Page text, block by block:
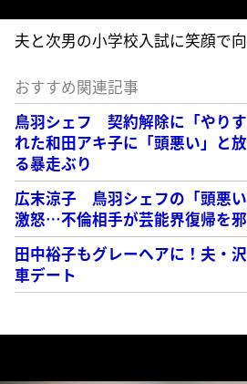
夫と次男の小学校入試に笑顔で
おすすめ関連記事
鳥羽シェフ 契約解除に「やりす
れた和田アキ子に「頭悪い」と
る暴走ぶり
広末涼子 鳥羽シェフの「頭悪
激怒…不倫相手が芸能界復帰を
田中裕子もグレーヘアに！夫・
車デート